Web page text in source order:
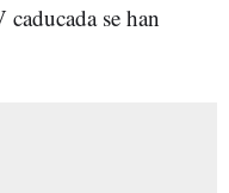
se han